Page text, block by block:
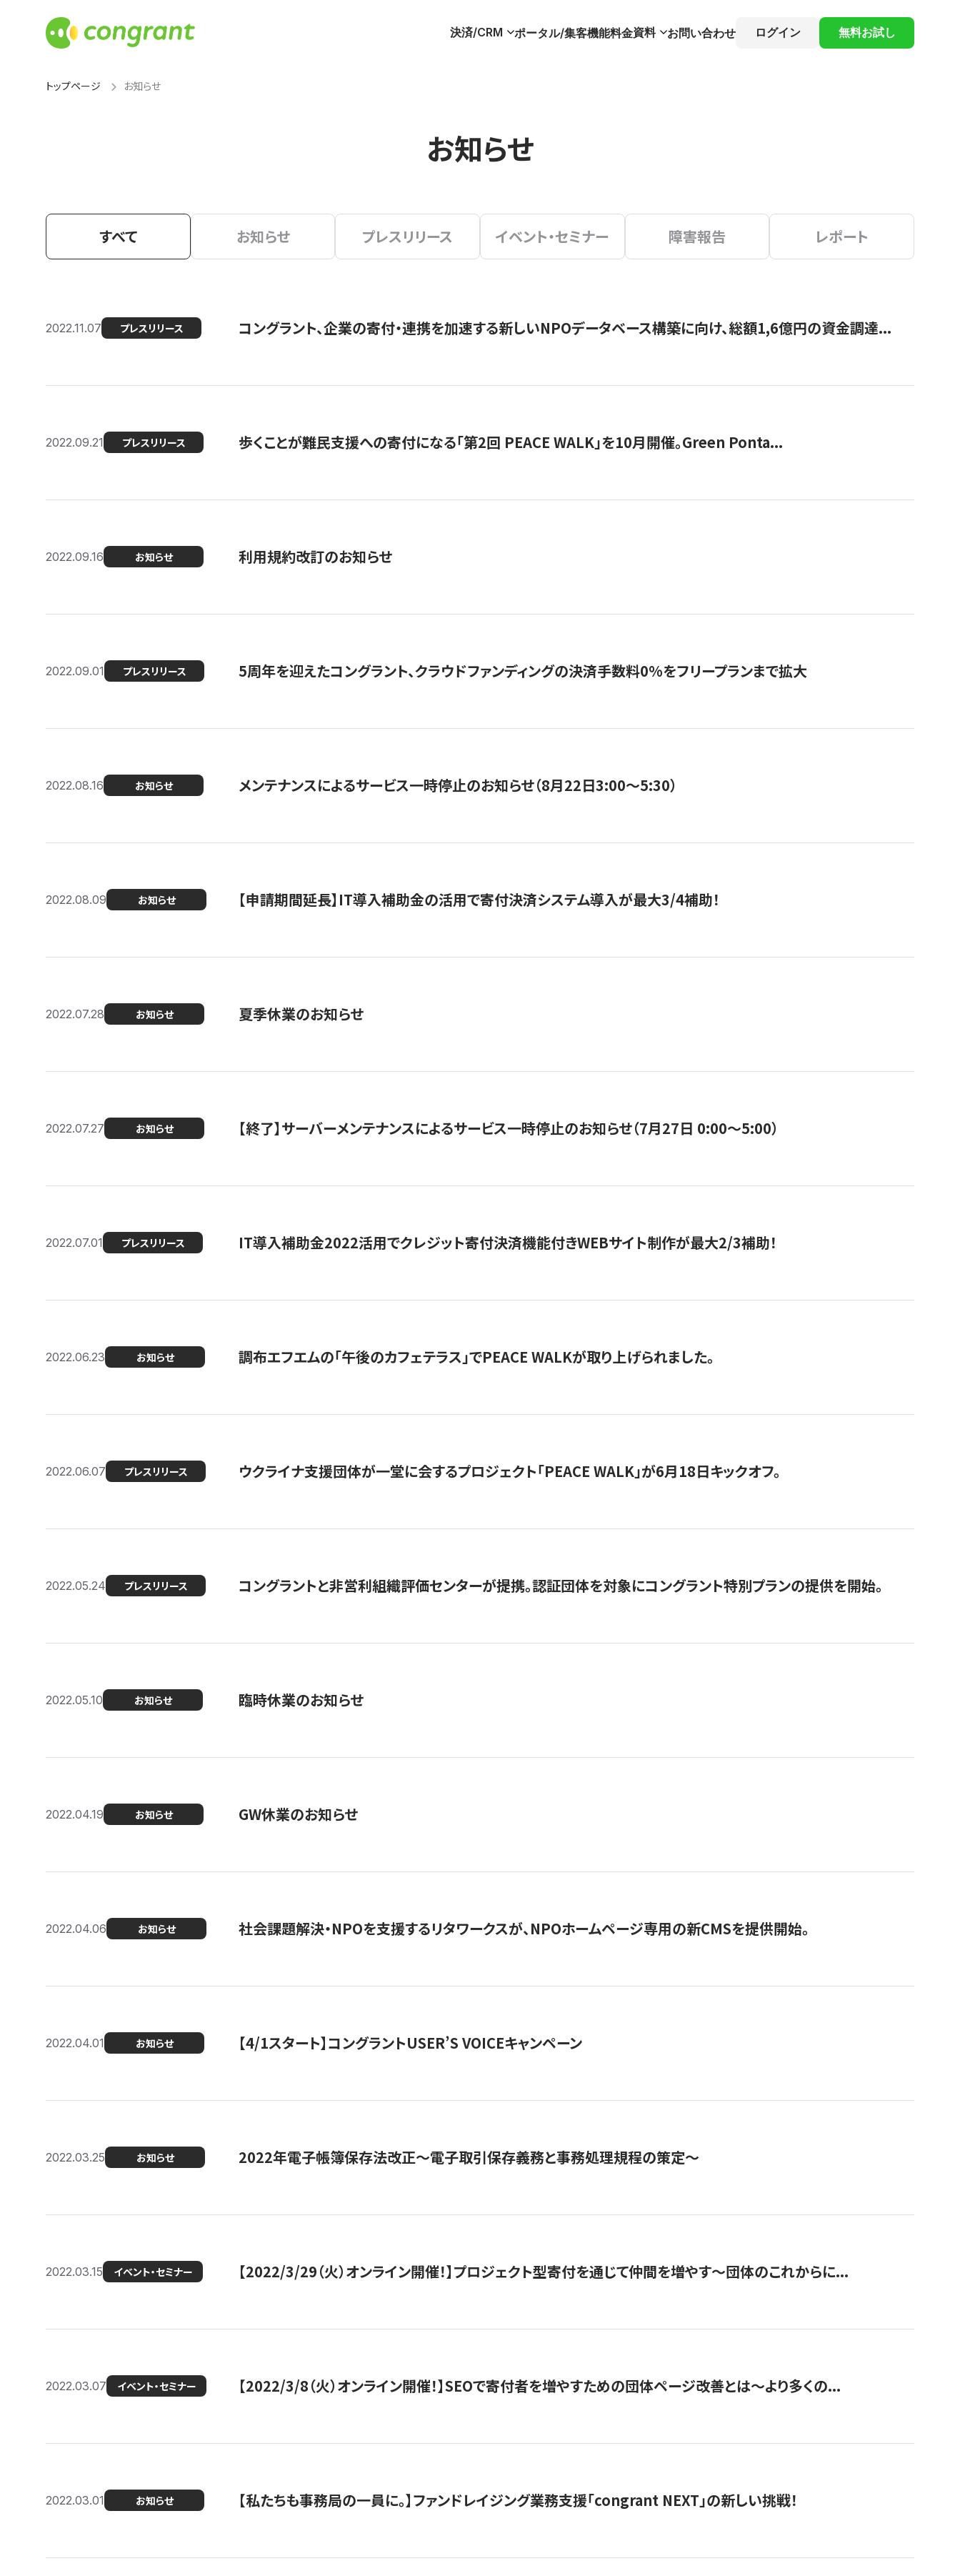
決済/CRM ポータル/集客機能料金資料 お問い合わせ ログイン 無料お試し
トップページ お知らせ
お知らせ
すべて お知らせ プレスリリース イベント・セミナー 障害報告 レポート
2022.11.07 プレスリリース コングラント、企業の寄付・連携を加速する新しいNPOデータベース構築に向け、総額1,6億円の資金調達...
2022.09.21 プレスリリース 歩くことが難民支援への寄付になる「第2回 PEACE WALK」を10月開催。Green Ponta...
2022.09.16 お知らせ 利用規約改訂のお知らせ
2022.09.01 プレスリリース 5周年を迎えたコングラント、クラウドファンディングの決済手数料0%をフリープランまで拡大
2022.08.16 お知らせ メンテナンスによるサービス一時停止のお知らせ（8月22日3:00〜5:30）
2022.08.09 お知らせ 【申請期間延長】IT導入補助金の活用で寄付決済システム導入が最大3/4補助！
2022.07.28 お知らせ 夏季休業のお知らせ
2022.07.27 お知らせ 【終了】サーバーメンテナンスによるサービス一時停止のお知らせ（7月27日 0:00〜5:00）
2022.07.01 プレスリリース IT導入補助金2022活用でクレジット寄付決済機能付きWEBサイト制作が最大2/3補助！
2022.06.23 お知らせ 調布エフエムの「午後のカフェテラス」でPEACE WALKが取り上げられました。
2022.06.07 プレスリリース ウクライナ支援団体が一堂に会するプロジェクト「PEACE WALK」が6月18日キックオフ。
2022.05.24 プレスリリース コングラントと非営利組織評価センターが提携。認証団体を対象にコングラント特別プランの提供を開始。
2022.05.10 お知らせ 臨時休業のお知らせ
2022.04.19 お知らせ GW休業のお知らせ
2022.04.06 お知らせ 社会課題解決・NPOを支援するリタワークスが、NPOホームページ専用の新CMSを提供開始。
2022.04.01 お知らせ 【4/1スタート】コングラントUSER’S VOICEキャンペーン
2022.03.25 お知らせ 2022年電子帳簿保存法改正～電子取引保存義務と事務処理規程の策定～
2022.03.15 イベント・セミナー 【2022/3/29（火）オンライン開催！】プロジェクト型寄付を通じて仲間を増やす～団体のこれからに...
2022.03.07 イベント・セミナー 【2022/3/8（火）オンライン開催！】SEOで寄付者を増やすための団体ページ改善とは～より多くの...
2022.03.01 お知らせ 【私たちも事務局の一員に。】ファンドレイジング業務支援「congrant NEXT」の新しい挑戦！